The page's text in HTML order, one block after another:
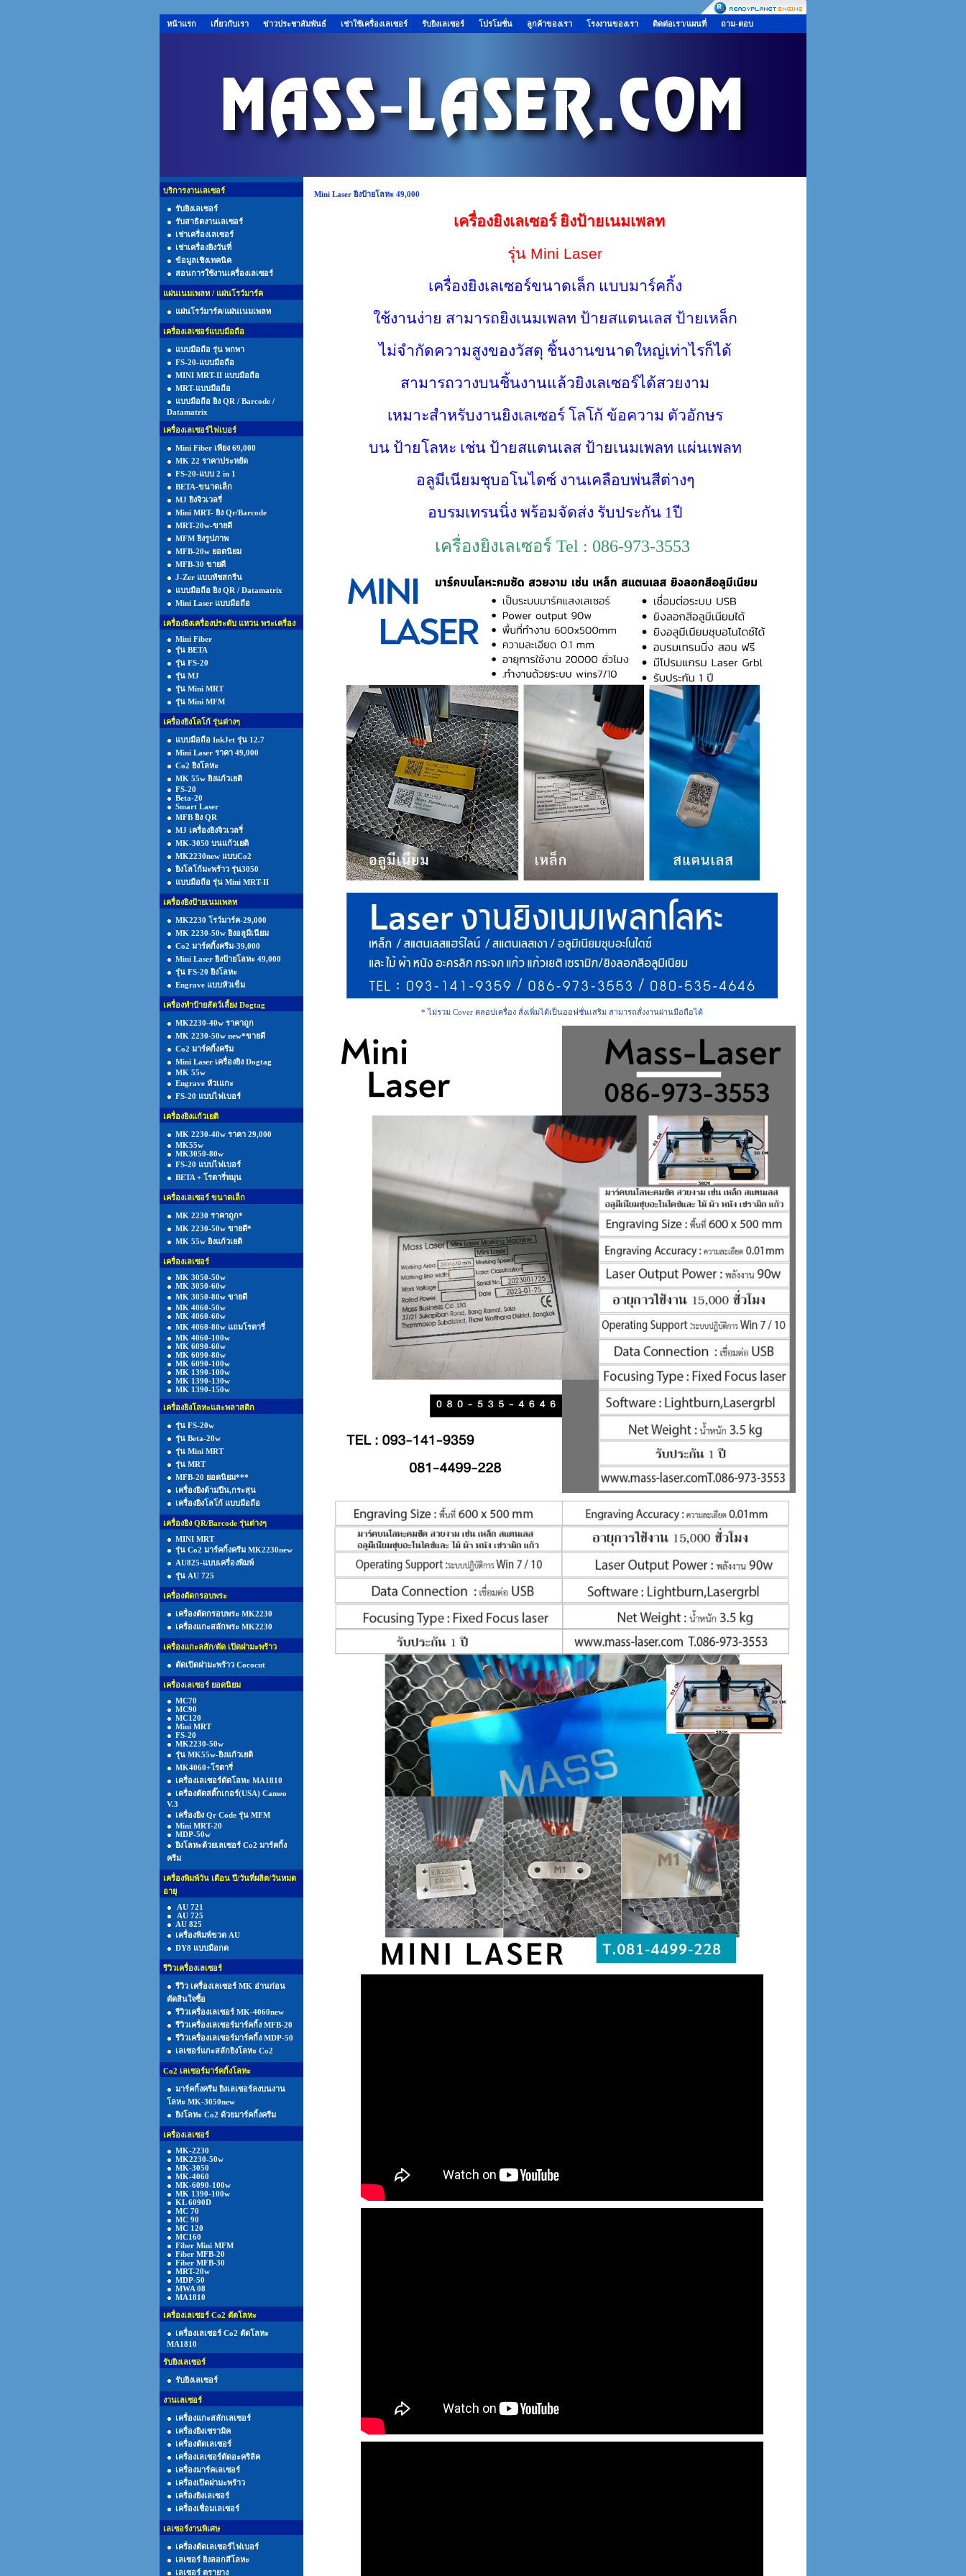
หน้าแรก เกี่ยวกับเรา ข่าวประชาสัมพันธ์ เช่าใช้เครื่องเลเซอร์ รับยิงเลเซอร์ โปรโมชั่น ลูกค้าของเรา โรงงานของเรา ติดต่อเรา/แผนที่ ถาม-ตอบ
บริการงานเลเซอร์
รับยิงเลเซอร์
รับสาธิตงานเลเซอร์
เช่าเครื่องเลเซอร์
เช่าเครื่องยิงวันที่
ข้อมูลเชิงเทคนิค
สอนการใช้งานเครื่องเลเซอร์
แผ่นเนมเพลท / แผ่นโรว์มาร์ค
แผ่นโรว์มาร์ค/แผ่นเนมเพลท
เครื่องเลเซอร์แบบมือถือ
แบบมือถือ รุ่น พกพา
FS-20-แบบมือถือ
MINI MRT-II แบบมือถือ
MRT-แบบมือถือ
แบบมือถือ ยิง QR / Barcode /
Datamatrix
เครื่องเลเซอร์ไฟเบอร์
Mini Fiber เพียง 69,000
MK 22 ราคาประหยัด
FS-20-แบบ 2 in 1
BETA-ขนาดเล็ก
MJ ยิงจิวเวลรี่
Mini MRT- ยิง Qr/Barcode
MRT-20w-ขายดี
MFM ยิงรูปภาพ
MFB-20w ยอดนิยม
MFB-30 ขายดี
J-Zer แบบทัชสกรีน
แบบมือถือ ยิง QR / Datamatrix
Mini Laser แบบมือถือ
เครื่องยิงเครื่องประดับ แหวน พระเครื่อง
Mini Fiber
รุ่น BETA
รุ่น FS-20
รุ่น MJ
รุ่น Mini MRT
รุ่น Mini MFM
เครื่องยิงโลโก้ รุ่นต่างๆ
แบบมือถือ InkJet รุ่น 12.7
Mini Laser ราคา 49,000
Co2 ยิงโลหะ
MK 55w ยิงแก้วเยติ
FS-20
Beta-20
Smart Laser
MFB ยิง QR
MJ เครื่องยิงจิวเวลรี่
MK-3050 บนแก้วเยติ
MK2230new แบบCo2
ยิงโลโก้มะพร้าว รุ่น3050
แบบมือถือ รุ่น Mini MRT-II
เครื่องยิงป้ายเนมเพลท
MK2230 โรว์มาร์ค-29,000
MK 2230-50w ยิงอลูมีเนียม
Co2 มาร์คกิ้งครีม-39,000
Mini Laser ยิงป้ายโลหะ 49,000
รุ่น FS-20 ยิงโลหะ
Engrave แบบหัวเข็ม
เครื่องทำป้ายสัตว์เลี้ยง Dogtag
MK2230-40w ราคาถูก
MK 2230-50w new*ขายดี
Co2 มาร์คกิ้งครีม
Mini Laser เครื่องยิง Dogtag
MK 55w
Engrave หัวเแกะ
FS-20 แบบไฟเบอร์
เครื่องยิงแก้วเยติ
MK 2230-40w ราคา 29,000
MK55w
MK3050-80w
FS-20 แบบไฟเบอร์
BETA + โรตารี่หมุน
เครื่องเลเซอร์ ขนาดเล็ก
MK 2230 ราคาถูก*
MK 2230-50w ขายดี*
MK 55w ยิงแก้วเยติ
เครื่องเลเซอร์
MK 3050-50w
MK 3050-60w
MK 3050-80w ขายดี
MK 4060-50w
MK 4060-60w
MK 4060-80w แถมโรตารี่
MK 4060-100w
MK 6090-60w
MK 6090-80w
MK 6090-100w
MK 1390-100w
MK 1390-130w
MK 1390-150w
เครื่องยิงโลหะและพลาสติก
รุ่น FS-20w
รุ่น Beta-20w
รุ่น Mini MRT
รุ่น MRT
MFB-20 ยอดนิยม***
เครื่องยิงด้ามปืน,กระสุน
เครื่องยิงโลโก้ แบบมือถือ
เครื่องยิง QR/Barcode รุ่นต่างๆ
MINI MRT
รุ่น Co2 มาร์คกิ้งครีม MK2230new
AU825-แบบเครื่องพิมพ์
รุ่น AU 725
เครื่องตัดกรอบพระ
เครื่องตัดกรอบพระ MK2230
เครื่องแกะสลักพระ MK2230
เครื่องแกะลสัก/ตัด เปิดฝามะพร้าว
ตัดเปิดฝามะพร้าว Cococut
เครื่องเลเซอร์ ยอดนิยม
MC70
MC90
MC120
Mini MRT
FS-20
MK2230-50w
รุ่น MK55w-ยิงแก้วเยติ
MK4060+โรตารี่
เครื่องเลเซอร์ตัดโลหะ MA1810
เครื่องตัดสติ๊กเกอร์(USA) Cameo
V.3
เครื่องยิง Qr Code รุ่น MFM
Mini MRT-20
MDP-50w
ยิงโลหะด้วยเลเซอร์ Co2 มาร์คกิ้ง
ครีม
เครื่องพิมพ์วัน เดือน ปี/วันที่ผลิต/วันหมด
อายุ
AU 721
AU 725
AU 825
เครื่องพิมพ์ขวด AU
DY8 แบบมือกด
รีวิวเครื่องเลเซอร์
รีวิว เครื่องเลเซอร์ MK อ่านก่อน
ตัดสินใจซื้อ
รีวิวเครื่องเลเซอร์ MK-4060new
รีวิวเครื่องเลเซอร์มาร์คกิ้ง MFB-20
รีวิวเครื่องเลเซอร์มาร์คกิ้ง MDP-50
เลเซอร์แกะสลักยิงโลหะ Co2
Co2 เลเซอร์มาร์คกิ้งโลหะ
มาร์คกิ้งครีม ยิงเลเซอร์ลงบนงาน
โลหะ MK-3050new
ยิงโลหะ Co2 ด้วยมาร์คกิ้งครีม
เครื่องเลเซอร์
MK-2230
MK2230-50w
MK-3050
MK-4060
MK-6090-100w
MK 1390-100w
KL 6090D
MC 70
MC 90
MC 120
MC160
Fiber Mini MFM
Fiber MFB-20
Fiber MFB-30
MRT-20w
MDP-50
MWA 08
MA1810
เครื่องเลเซอร์ Co2 ตัดโลหะ
เครื่องเลเซอร์ Co2 ตัดโลหะ
MA1810
รับยิงเลเซอร์
รับยิงเลเซอร์
งานเลเซอร์
เครื่องแกะสลักเลเซอร์
เครื่องยิงเซรามิค
เครื่องตัดเลเซอร์
เครื่องเลเซอร์ตัดอะคริลิค
เครื่องมาร์คเลเซอร์
เครื่องเปิดฝามะพร้าว
เครื่องยิงเลเซอร์
เครื่องเชื่อมเลเซอร์
เลเซอร์งานพิเศษ
เครื่องตัดเลเซอร์ไฟเบอร์
เลเซอร์ ยิงลอกสีโลหะ
เลเซอร์ ตรายาง
Mini Laser ยิงป้ายโลหะ 49,000
เครื่องยิงเลเซอร์ ยิงป้ายเนมเพลท
รุ่น Mini Laser
เครื่องยิงเลเซอร์ขนาดเล็ก แบบมาร์คกิ้ง
ใช้งานง่าย สามารถยิงเนมเพลท ป้ายสแตนเลส ป้ายเหล็ก
ไม่จำกัดความสูงของวัสดุ ชิ้นงานขนาดใหญ่เท่าไรก็ได้
สามารถวางบนชิ้นงานแล้วยิงเลเซอร์ได้สวยงาม
เหมาะสำหรับงานยิงเลเซอร์ โลโก้ ข้อความ ตัวอักษร
บน ป้ายโลหะ เช่น ป้ายสแตนเลส ป้ายเนมเพลท แผ่นเพลท
อลูมีเนียมชุบอโนไดซ์ งานเคลือบพ่นสีต่างๆ
อบรมเทรนนิ่ง พร้อมจัดส่ง รับประกัน 1ปี
เครื่องยิงเลเซอร์ Tel : 086-973-3553
* ไม่รวม Cover คลอปเครื่อง สั่งเพิ่มได้เป็นออฟชั่นเสริม สามารถสั่งงานผ่านมือถือได้